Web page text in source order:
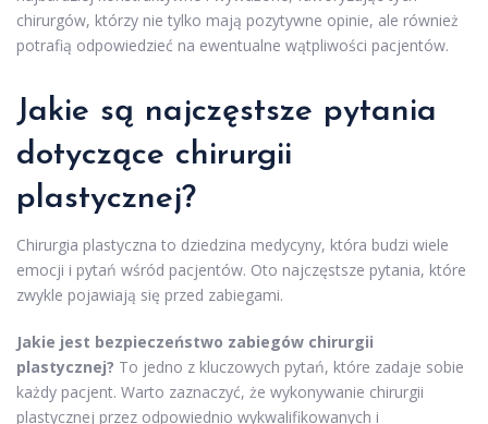
chirurgów, którzy nie tylko mają pozytywne opinie, ale również
potrafią odpowiedzieć na ewentualne wątpliwości pacjentów.
Jakie są najczęstsze pytania
dotyczące chirurgii
plastycznej?
Chirurgia plastyczna to dziedzina medycyny, która budzi wiele
emocji i pytań wśród pacjentów. Oto najczęstsze pytania, które
zwykle pojawiają się przed zabiegami.
Jakie jest bezpieczeństwo zabiegów chirurgii
plastycznej? To jedno z kluczowych pytań, które zadaje sobie
każdy pacjent. Warto zaznaczyć, że wykonywanie chirurgii
plastycznej przez odpowiednio wykwalifikowanych i